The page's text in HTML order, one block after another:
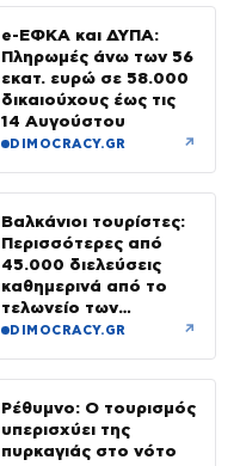
e-ΕΦΚΑ και ΔΥΠΑ:
Πληρωμές άνω των 56
εκατ. ευρώ σε 58.000
δικαιούχους έως τις
14 Αυγούστου
DIMOCRACY.GR ↗
Βαλκάνιοι τουρίστες:
Περισσότερες από
45.000 διελεύσεις
καθημερινά από το
τελωνείο των
Ευζώνων
DIMOCRACY.GR ↗
Ρέθυμνο: Ο τουρισμός
υπερισχύει της
πυρκαγιάς στο νότο